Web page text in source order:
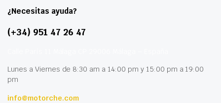
¿Necesitas ayuda?
(+34) 951 47 26 47
Lunes a Viernes de 8:30 am a 14:00 pm y 15:00 pm a 19:00
pm
info@motorche.com